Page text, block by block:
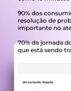
90% dos
resolução de
importante no
70% da jornada
que está sendo